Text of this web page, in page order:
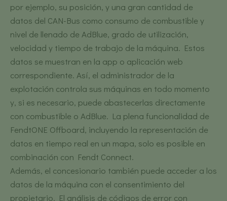
por ejemplo, su posición, y una gran cantidad de
datos del CAN-Bus como consumo de combustible y
nivel de llenado de AdBlue, grado de utilización,
velocidad y tiempo de trabajo de la máquina. Estos
datos se muestran en la app o aplicación web
correspondiente. Así, el administrador de la
explotación controla sus máquinas en todo momento
y, si es necesario, puede abastecerlas directamente
con combustible o AdBlue. La plena funcionalidad de
FendtONE Offboard, incluyendo la representación de
datos en tiempo real en un mapa, solo es posible en
combinación con Fendt Connect.
Además, el concesionario también puede acceder a los
datos de la máquina con el consentimiento del
propietario. El análisis de códigos de error con